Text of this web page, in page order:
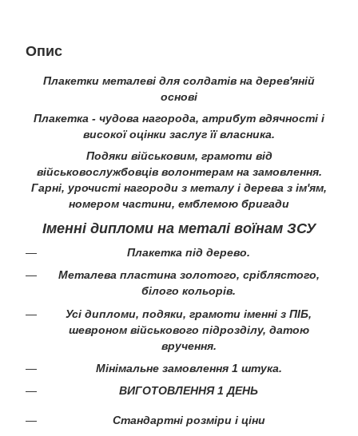
Опис
Плакетки металеві для солдатів на дерев'яній
основі
Плакетка - чудова нагорода, атрибут вдячності і
високої оцінки заслуг її власника.
Подяки військовим, грамоти від
військовослужбовців волонтерам на замовлення.
Гарні, урочисті нагороди з металу і дерева з ім'ям,
номером частини, емблемою бригади
Іменні дипломи на металі воїнам ЗСУ
Плакетка під дерево.
Металева пластина золотого, сріблястого,
білого кольорів.
Усі дипломи, подяки, грамоти іменні з ПІБ,
шевроном військового підрозділу, датою
вручення.
Мінімальне замовлення 1 штука.
ВИГОТОВЛЕННЯ 1 ДЕНЬ
Стандартні розміри і ціни